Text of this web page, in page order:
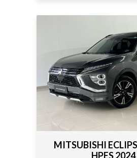
MITSUBISHI
HPES 2024